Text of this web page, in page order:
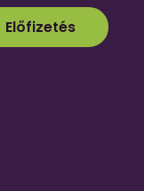
Előfizetés